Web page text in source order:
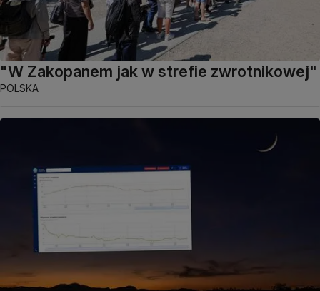
"W Zakopanem jak w strefie zwrotnikowej"
POLSKA